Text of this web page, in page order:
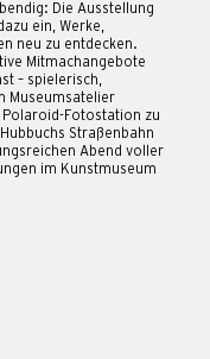
Die Ausstellung
ein, Werke,
neu zu entdecken.
Mitmachangebote
– spielerisch,
Museumsatelier
Fotostation zu
Straßenbahn
Abend voller
im Kunstmuseum